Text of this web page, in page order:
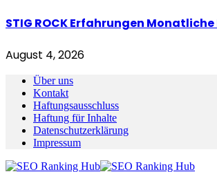
STIG ROCK Erfahrungen
August 4, 2026
Über uns
Kontakt
Haftungsausschluss
Haftung für Inhalte
Datenschutzerklärung
Impressum